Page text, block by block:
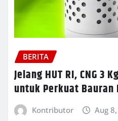
BERITA
Jelang HUT RI, CNG 3
untuk Perkuat Bauran
Kontributor Aug